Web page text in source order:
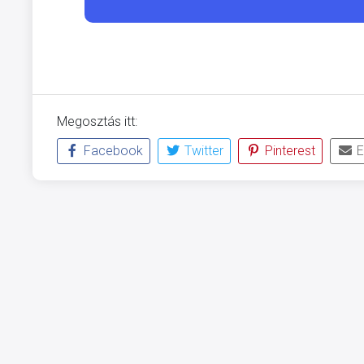
Megosztás itt:
Facebook
Twitter Pinterest